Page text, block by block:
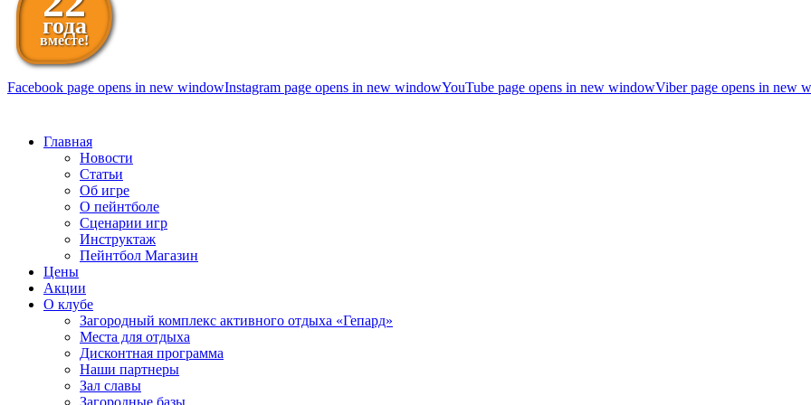
года
вместе!
Facebook page opens in new windowInstagram page opens in new windowYouTube page opens in new windowViber page opens in new
Главная
Новости
Статьи
Об игре
О пейнтболе
Сценарии игр
Инструктаж
Пейнтбол Магазин
Цены
Акции
О клубе
Загородный комплекс активного отдыха «Гепард»
Места для отдыха
Дисконтная программа
Наши партнеры
Зал славы
Загородные базы